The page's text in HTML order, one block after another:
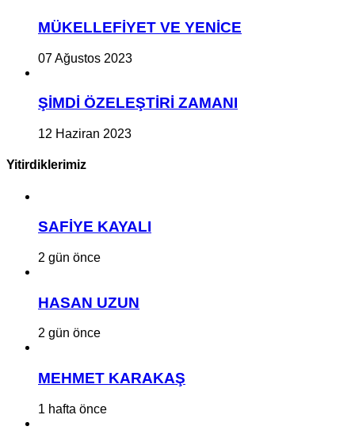
MÜKELLEFİYET VE YENİCE
07 Ağustos 2023
ŞİMDİ ÖZELEŞTİRİ ZAMANI
12 Haziran 2023
Yitirdiklerimiz
SAFİYE KAYALI
2 gün önce
HASAN UZUN
2 gün önce
MEHMET KARAKAŞ
1 hafta önce